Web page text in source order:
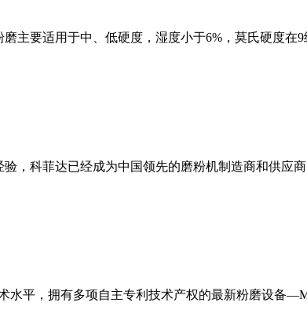
主要适用于中、低硬度，湿度小于6%，莫氏硬度
，科菲达已经成为中国领先的磨粉机制造商和供应
水平，拥有多项自主专利技术产权的最新粉磨设备